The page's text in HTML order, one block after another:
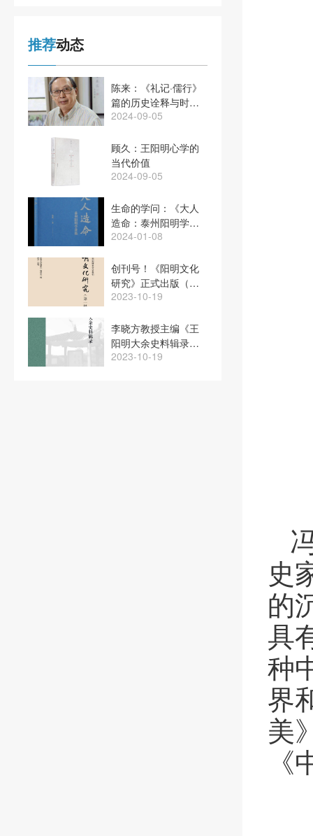
推荐动态
陈来：《礼记·儒行》
篇的历史诠释与时代
意义
2024-09-05
顾久：王阳明心学的
当代价值
2024-09-05
生命的学问：《大人
造命：泰州阳明学讲
稿》出版，甘阳、陈
荐
2024-01-08
创刊号！《阳明文化
研究》正式出版（附
张显清先生《发刊
2023-10-19
李晓方教授主编《王
阳明大余史料辑录》
正式出版
2023-10-19
史
的
具
种
界
美